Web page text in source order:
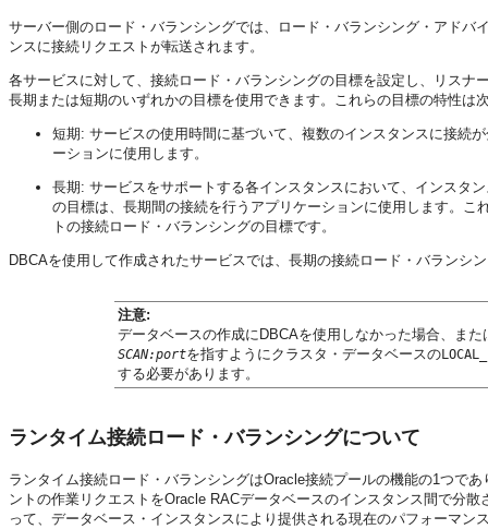
サーバー側のロード・バランシングでは、ロード・バランシング・アド
ンスに接続リクエストが転送されます。
各サービスに対して、接続ロード・バランシングの目標を設定し、リス
長期または短期のいずれかの目標を使用できます。これらの目標の特性は
短期: サービスの使用時間に基づいて、複数のインスタンスに接続
ーションに使用します。
長期: サービスをサポートする各インスタンスにおいて、インスタ
の目標は、長期間の接続を行うアプリケーションに使用します。
トの接続ロード・バランシングの目標です。
DBCAを使用して作成されたサービスでは、長期の接続ロード・バランシ
注意:
データベースの作成にDBCAを使用しなかった場合、ま
SCAN:portを指すようにクラスタ・データベースの
する必要があります。
ランタイム接続ロード・バランシングについて
ランタイム接続ロード・バランシングはOracle接続プールの機能の1つで
ントの作業リクエストをOracle RACデータベースのインスタンス間で分
って、データベース・インスタンスにより提供される現在のパフォーマ